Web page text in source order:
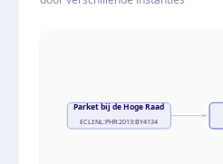
Parket bij de Hoge Raad
ECLI:NL:PHR:2013:BY4134